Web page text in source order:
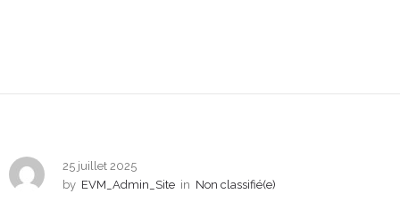
25 juillet 2025
by EVM_Admin_Site in Non classifié(e)